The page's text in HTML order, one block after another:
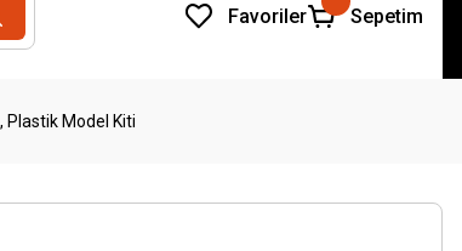
Favoriler Sepetim
Model Kiti